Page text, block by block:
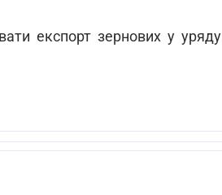
експорт зернових у уряду